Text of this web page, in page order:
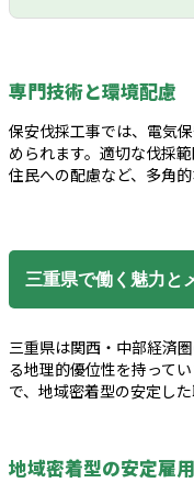
専門技術と環境配慮
保安伐採工事では、電気
められます。適切な伐採
住民への配慮など、多角
三重県で働く魅力と
三重県は関西・中部経済
る地理的優位性を持って
で、地域密着型の安定した
地域密着型の安定雇用